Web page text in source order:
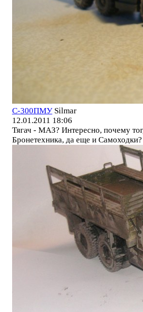
С-300ПМУ Silmar
12.01.2011 18:06
Тягач - МАЗ? Интересно, почему
Бронетехника, да еще и Самоходки?